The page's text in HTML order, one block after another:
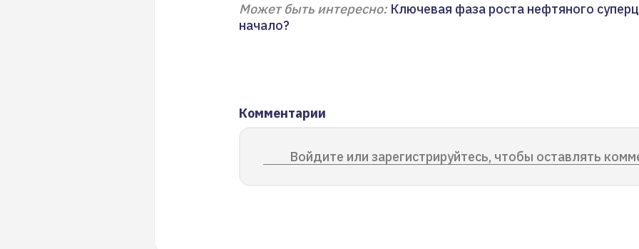
Может быть интересно: Ключевая фаза роста нефтяного
начало?
Комментарии
Войдите или зарегистрируйтесь, чтобы оставлять